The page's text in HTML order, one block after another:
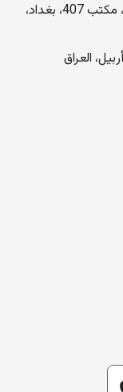
شارع الرواد، عمارة بلو تاور الطابق الرابع، مكتب 407، بغداد،